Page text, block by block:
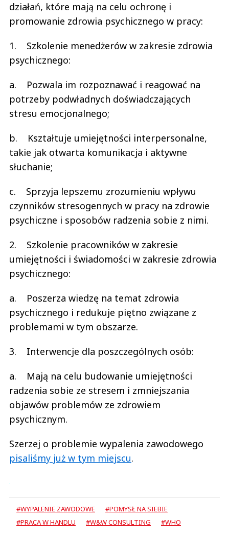
działań, które mają na celu ochronę i
promowanie zdrowia psychicznego w pracy:
1. Szkolenie menedżerów w zakresie zdrowia
psychicznego:
a. Pozwala im rozpoznawać i reagować na
potrzeby podwładnych doświadczających
stresu emocjonalnego;
b. Kształtuje umiejętności interpersonalne,
takie jak otwarta komunikacja i aktywne
słuchanie;
c. Sprzyja lepszemu zrozumieniu wpływu
czynników stresogennych w pracy na zdrowie
psychiczne i sposobów radzenia sobie z nimi.
2. Szkolenie pracowników w zakresie
umiejętności i świadomości w zakresie zdrowia
psychicznego:
a. Poszerza wiedzę na temat zdrowia
psychicznego i redukuje piętno związane z
problemami w tym obszarze.
3. Interwencje dla poszczególnych osób:
a. Mają na celu budowanie umiejętności
radzenia sobie ze stresem i zmniejszania
objawów problemów ze zdrowiem
psychicznym.
Szerzej o problemie wypalenia zawodowego
pisaliśmy już w tym miejscu.
#WYPALENIE ZAWODOWE
#POMYSŁ NA SIEBIE
#PRACA W HANDLU
#W&W CONSULTING #WHO